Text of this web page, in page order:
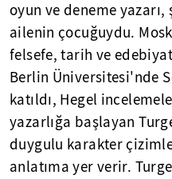
oyun ve deneme
ailenin çocuğuydu.
felsefe, tarih ve
Berlin Üniversitesi'nde
katıldı, Hegel
yazarlığa başlayan
duygulu karakter
anlatıma yer verir.